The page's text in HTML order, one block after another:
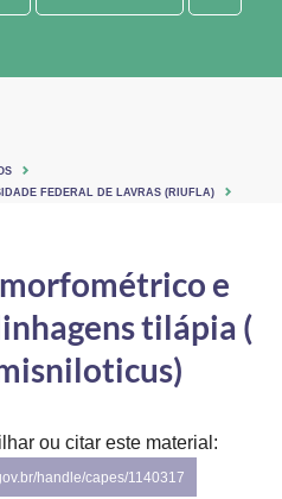
Humanos
FEDERAL DE LAVRAS (RIUFLA)
e
tilápia (
ou citar este material:
handle/capes/1140317